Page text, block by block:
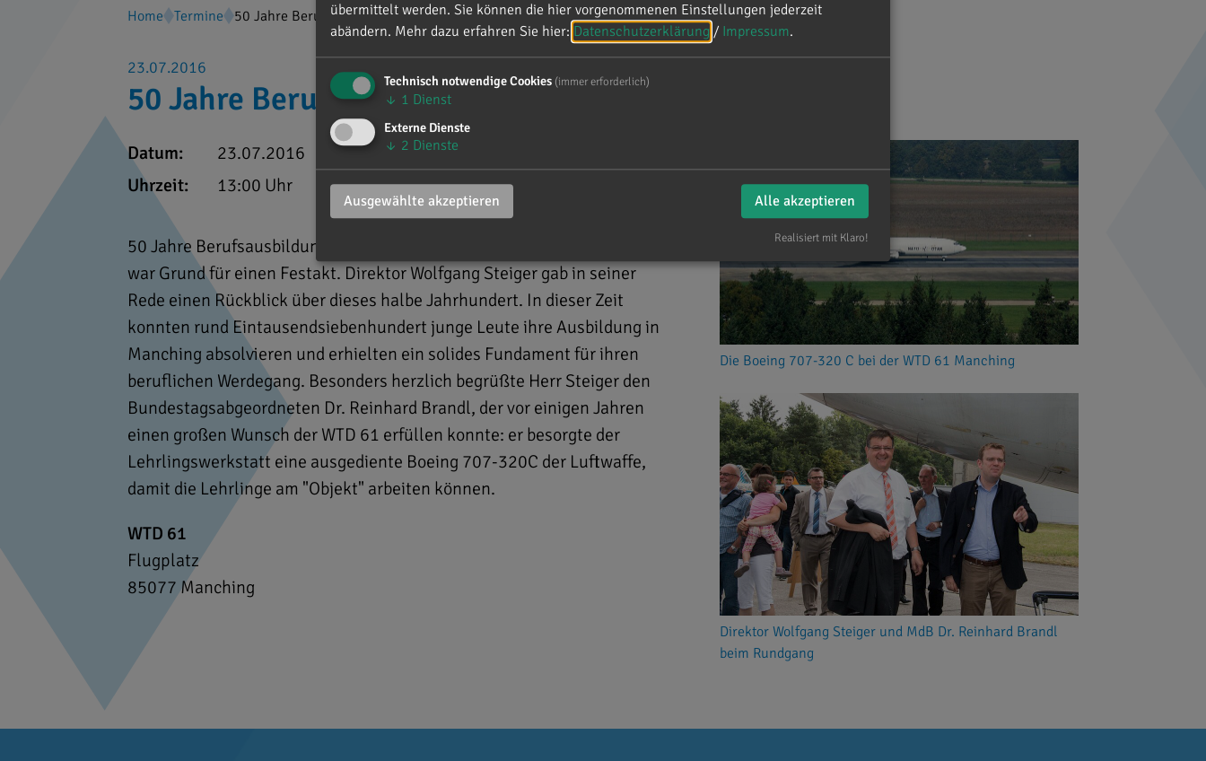
Home Termine 50 Jahre Berufsausbildung bei der WTD 61
23.07.2016
50 Jahre Berufsausbildung bei der WTD 61
Die Boeing 707-320 C bei der WTD 61 Manching
Direktor Wolfgang Steiger und MdB Dr. Reinhard Brandl
beim Rundgang
Datum:
23.07.2016
Uhrzeit:
13:00 Uhr
50 Jahre Berufsausbildung bei der WTD 61 der Bundeswehr in Manching
war Grund für einen Festakt. Direktor Wolfgang Steiger gab in seiner
Rede einen Rückblick über dieses halbe Jahrhundert. In dieser Zeit
konnten rund Eintausendsiebenhundert junge Leute ihre Ausbildung in
Manching absolvieren und erhielten ein solides Fundament für ihren
beruflichen Werdegang. Besonders herzlich begrüßte Herr Steiger den
Bundestagsabgeordneten Dr. Reinhard Brandl, der vor einigen Jahren
einen großen Wunsch der WTD 61 erfüllen konnte: er besorgte der
Lehrlingswerkstatt eine ausgediente Boeing 707-320C der Luftwaffe,
damit die Lehrlinge am "Objekt" arbeiten können.
WTD 61
Flugplatz
85077 Manching
übermittelt werden. Sie können die hier vorgenommenen Einstellungen jederzeit
abändern. Mehr dazu erfahren Sie hier: Datenschutzerklärung / Impressum.
Technisch notwendige Cookies (immer erforderlich)
↓ 1 Dienst
Externe Dienste
↓ 2 Dienste
Ausgewählte akzeptieren Alle akzeptieren
Realisiert mit Klaro!